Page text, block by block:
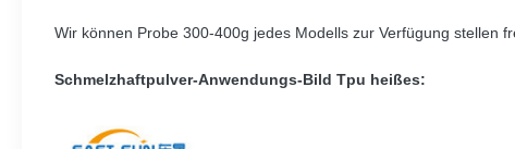
Wir können Probe 300-400g jedes Modells zur Verfügung stellen
Schmelzhaftpulver-Anwendungs-Bild Tpu heißes: